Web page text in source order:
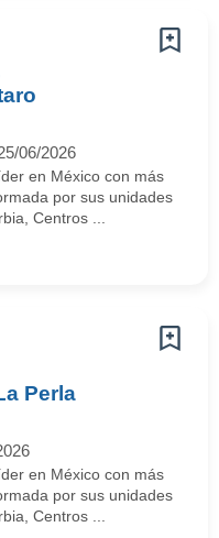
06/2026
en México con más
por sus unidades
Centros ...
Perla
en México con más
por sus unidades
Centros ...